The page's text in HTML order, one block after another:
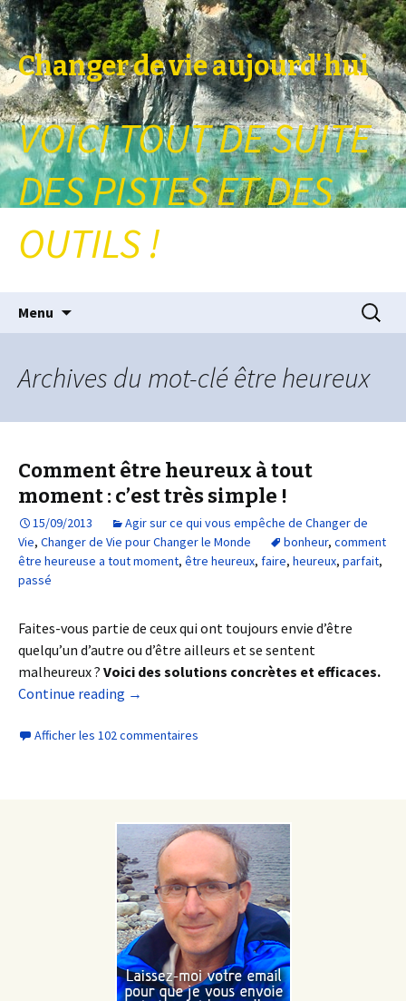
Changer de vie aujourd'hui
VOICI TOUT DE SUITE
DES PISTES ET DES
OUTILS !
Menu
Archives du mot-clé être heureux
Comment être heureux à tout
moment : c’est très simple !
15/09/2013
Agir sur ce qui vous empêche de Changer de
Vie, Changer de Vie pour Changer le Monde bonheur, comment
être heureuse a tout moment, être heureux, faire, heureux, parfait,
passé
Faites-vous partie de ceux qui ont toujours envie d’être
quelqu’un d’autre ou d’être ailleurs et se sentent
malheureux ? Voici des solutions concrètes et efficaces.
Continue reading →
Afficher les 102 commentaires